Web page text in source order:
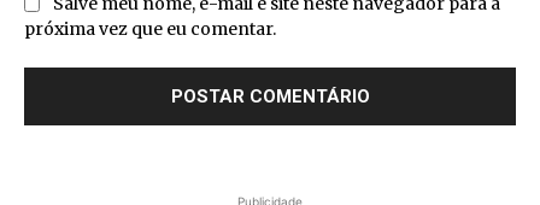
próxima vez que eu comentar.
Publicidade